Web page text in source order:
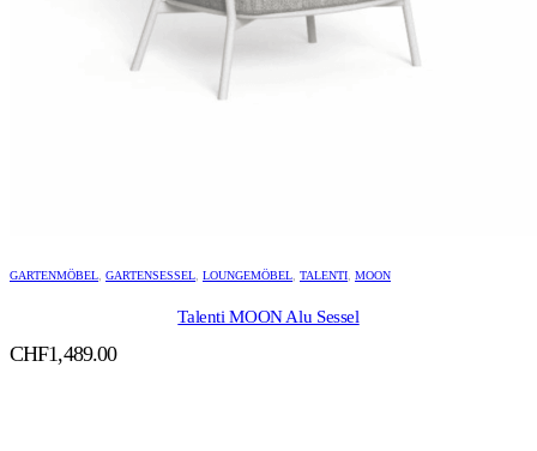
GARTENMÖBEL, GARTENSESSEL, LOUNGEMÖBEL, TALENTI, MOON
Talenti MOON Alu Sessel
CHF1,489.00